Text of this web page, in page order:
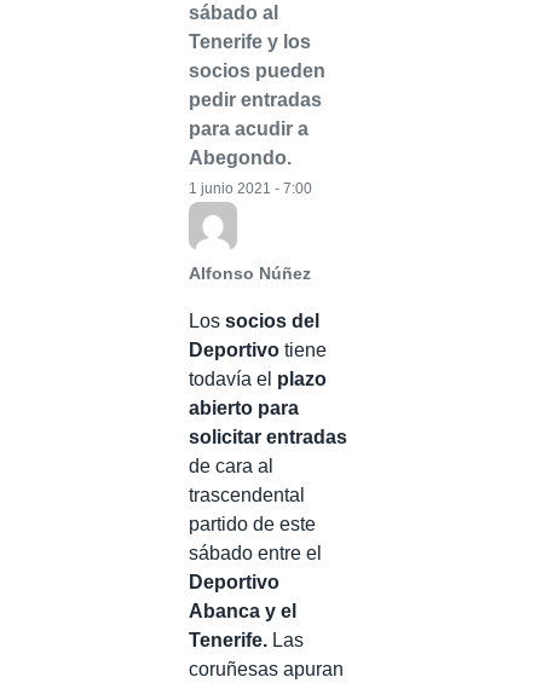
sábado al
Tenerife y los
socios pueden
pedir entradas
para acudir a
Abegondo.
Alfonso Núñez
1 junio 2021 - 7:00
Los socios del
Deportivo tiene
todavía el plazo
abierto para
solicitar entradas
de cara al
trascendental
partido de este
sábado entre el
Deportivo
Abanca y el
Tenerife. Las
coruñesas apuran